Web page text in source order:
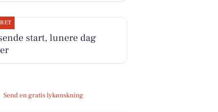
start, lunere dag
Send en gratis lykønskning